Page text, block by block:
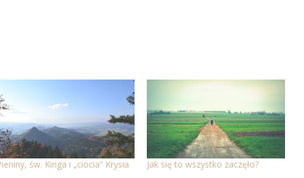
św. Kinga i „ciocia” Krysia Jak się to wszystko zaczęło?